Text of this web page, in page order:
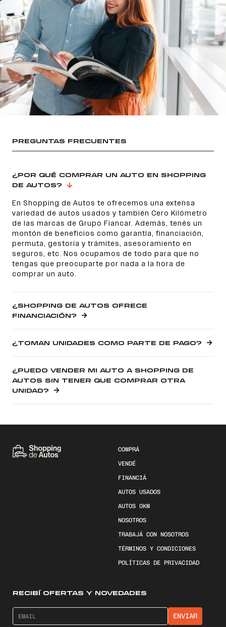
PREGUNTAS FRECUENTES
¿POR QUÉ COMPRAR UN AUTO EN SHOPPING
DE AUTOS?
En Shopping de Autos te ofrecemos una extensa
variedad de autos usados y también Cero Kilómetro
de las marcas de Grupo Fiancar. Además, tenés un
montón de beneficios como garantía, financiación,
permuta, gestoría y trámites, asesoramiento en
seguros, etc. Nos ocupamos de todo para que no
tengas que preocuparte por nada a la hora de
comprar un auto.
¿SHOPPING DE AUTOS OFRECE
FINANCIACIÓN?
¿TOMAN UNIDADES COMO PARTE DE PAGO?
¿PUEDO VENDER MI AUTO A SHOPPING DE
AUTOS SIN TENER QUE COMPRAR OTRA
UNIDAD?
COMPRÁ
VENDÉ
FINANCIÁ
AUTOS USADOS
AUTOS 0KM
NOSOTROS
TRABAJÁ CON NOSOTROS
TÉRMINOS Y CONDICIONES
POLÍTICAS DE PRIVACIDAD
RECIBÍ OFERTAS Y NOVEDADES